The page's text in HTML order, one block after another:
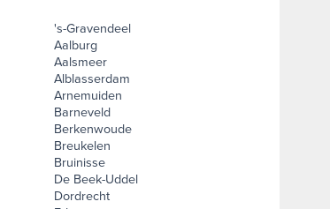
's-Gravendeel
Aalburg
Aalsmeer
Alblasserdam
Arnemuiden
Barneveld
Berkenwoude
Breukelen
Bruinisse
De Beek-Uddel
Dordrecht